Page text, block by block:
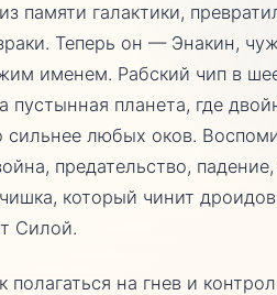
памяти галактики,
Теперь он — Энакин,
именем. Рабский чип в
пустынная планета, где
сильнее любых оков.
предательство,
который чинит дроидов
Силой.
на гнев и